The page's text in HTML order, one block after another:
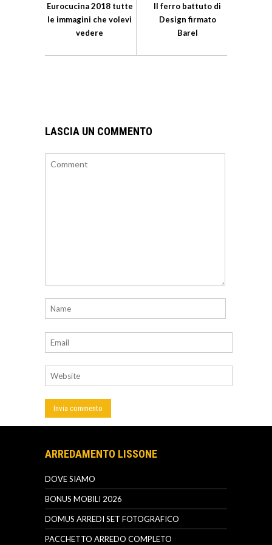
Eurocucina 2018 tutte
le immagini che volevi
vedere
Il ferro battuto di
Design firmato
Barel
LASCIA UN COMMENTO
ARREDAMENTO LISSONE
DOVE SIAMO
BONUS MOBILI 2026
DOMUS ARREDI SET FOTOGRAFICO
PACCHETTO ARREDO COMPLETO